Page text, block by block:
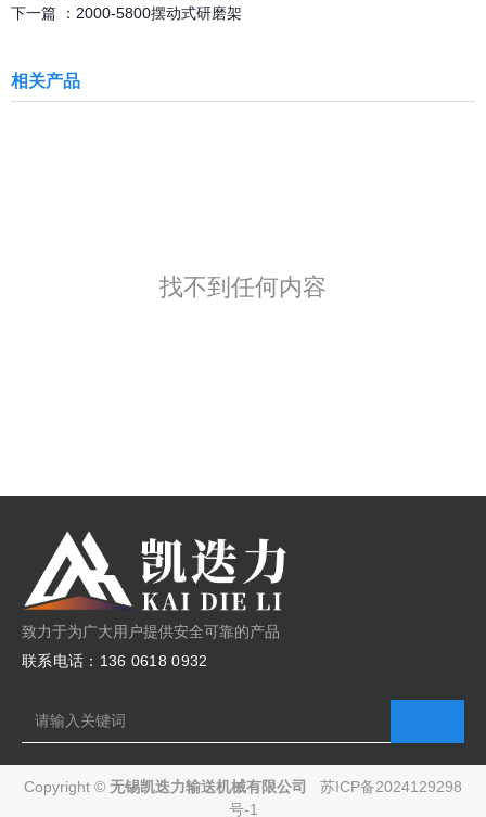
下一篇 ： 2000-5800摆动式研磨架
相关产品
找不到任何内容
致力于为广大用户提供安全可靠的产品
联系电话：136 0618 0932
Copyright © 无锡凯迭力输送机械有限公司 苏ICP备2024129298
号-1